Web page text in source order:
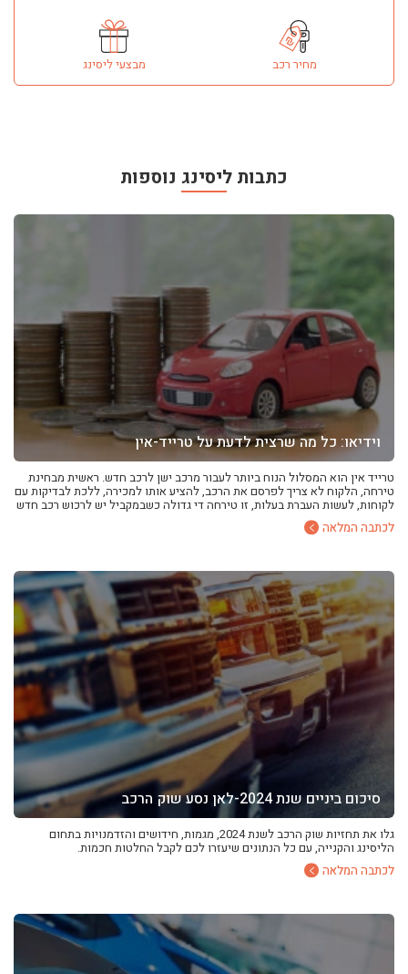
מחיר רכב מבצעי ליסינג
כתבות ליסינג נוספות
וידיאו: כל מה שרצית לדעת על טרייד-אין
טרייד אין הוא המסלול הנוח ביותר לעבור מרכב ישן לרכב חדש. ראשית מבחינת
טירחה, הלקוח לא צריך לפרסם את הרכב, להציע אותו למכירה, ללכת לבדיקות עם
לקוחות, לעשות העברת בעלות, זו טירחה די גדולה כשבמקביל יש לרכוש רכב חדש
לכתבה המלאה
סיכום ביניים שנת 2024-לאן נסע שוק הרכב
גלו את תחזיות שוק הרכב לשנת 2024, מגמות, חידושים והזדמנויות בתחום
הליסינג והקנייה, עם כל הנתונים שיעזרו לכם לקבל החלטות חכמות.
לכתבה המלאה